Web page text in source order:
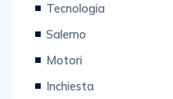
Tecnologia
Salerno
Motori
Inchiesta